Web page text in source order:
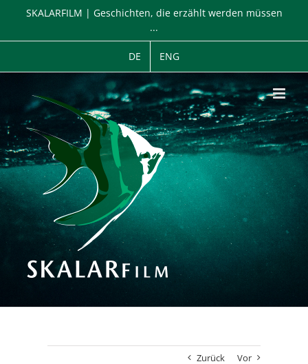
SKALARFILM | Geschichten, die erzählt werden müssen
...
DE ENG
Zurück Vor